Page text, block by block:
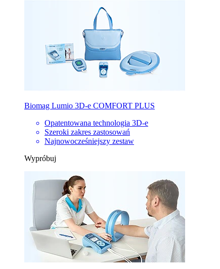
Biomag Lumio 3D-e COMFORT PLUS
Opatentowana technologia 3D-e
Szeroki zakres zastosowań
Najnowocześniejszy zestaw
Wypróbuj